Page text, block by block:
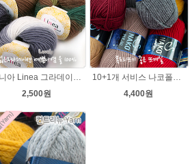
리니아 Linea 그라데이션 나염 뜨개실 목도리털실 뜨개실
2,500원
10+1개 서비스 나코폴라 털실/폴라뜨개실 목도리뜨개질 수입뜨개실
4,400원